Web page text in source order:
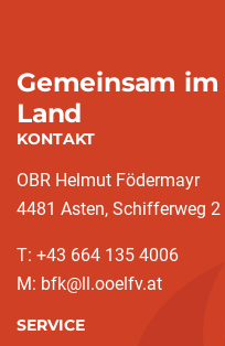
Gemeinsam
Land
KONTAKT
OBR Helmut Födermayr
4481 Asten, Schifferweg 2
T: +43 664 135 4006
M: bfk@ll.ooelfv.at
SERVICE